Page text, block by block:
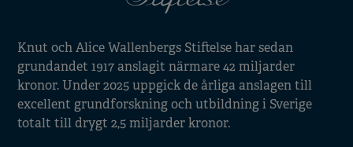
Knut och Alice Wallenbergs Stiftelse har sedan
grundandet 1917 anslagit närmare 42 miljarder
kronor. Under 2025 uppgick de årliga anslagen till
excellent grundforskning och utbildning i Sverige
totalt till drygt 2,5 miljarder kronor.